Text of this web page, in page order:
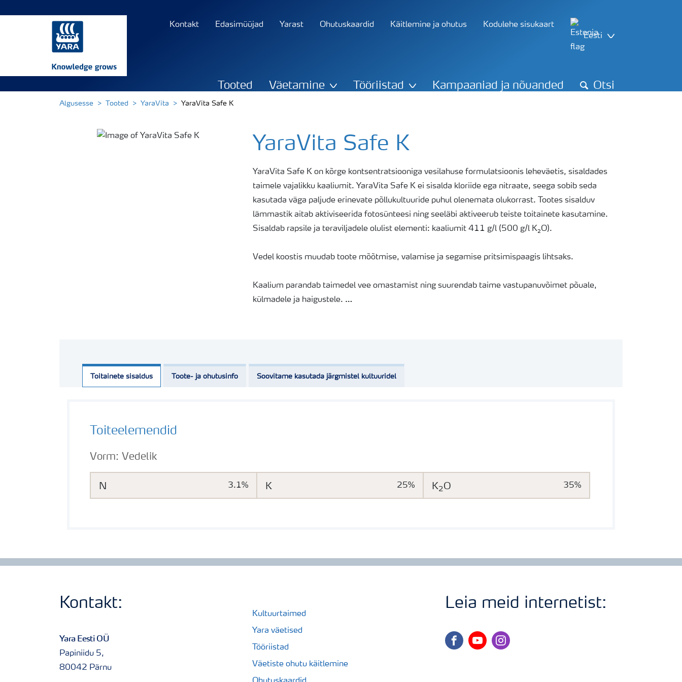
Kontakt Edasimüüjad Yarast Ohutuskaardid Käitlemine ja ohutus
Kodulehe sisukaart
Eesti
Tooted Väetamine Tööriistad Kampaaniad ja nõuanded Otsi
Algusesse Tooted YaraVita YaraVita Safe K
YaraVita Safe K
YaraVita Safe K on kõrge kontsentratsiooniga vesilahuse formulatsioonis leheväetis, sisaldades
taimele vajalikku kaaliumit. YaraVita Safe K ei sisalda kloriide ega nitraate, seega sobib seda
kasutada väga paljude erinevate põllukultuuride puhul olenemata olukorrast. Tootes sisalduv
lämmastik aitab aktiviseerida fotosünteesi ning seeläbi aktiveerub teiste toitainete kasutamine.
Sisaldab rapsile ja teraviljadele olulist elementi: kaaliumit 411 g/l (500 g/l K₂O).
Vedel koostis muudab toote mõõtmise, valamise ja segamise pritsimispaagis lihtsaks.
Kaalium parandab taimedel vee omastamist ning suurendab taime vastupanuvõimet põuale,
külmadele ja haigustele.
Toitainete sisaldus Toote- ja ohutusinfo Soovitame kasutada järgmistel kultuuridel
Toiteelemendid
N 3.1% K 25% K2 O 35%
Vorm: Vedelik
Kontakt:
Yara Eesti OÜ
Papiniidu 5,
80042 Pärnu
Kultuurtaimed
Yara väetised
Tööriistad
Väetiste ohutu käitlemine
Leia meid internetist:
facebookyoutubeinstagram